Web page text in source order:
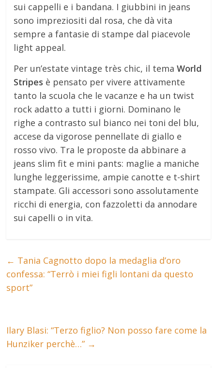
sui cappelli e i bandana. I giubbini in jeans
sono impreziositi dal rosa, che dà vita
sempre a fantasie di stampe dal piacevole
light appeal.
Per un’estate vintage très chic, il temaWorld
Stripes è pensato per vivere attivamente
tanto la scuola che le vacanze e ha un twist
rock adatto a tutti i giorni. Dominano le
righe a contrasto sul bianco nei toni del blu,
accese da vigorose pennellate di giallo e
rosso vivo. Tra le proposte da abbinare a
jeans slim fit e mini pants: maglie a maniche
lunghe leggerissime, ampie canotte e t-shirt
stampate. Gli accessori sono assolutamente
ricchi di energia, con fazzoletti da annodare
sui capelli o in vita.
← Tania Cagnotto dopo la medaglia d’oro
confessa: “Terrò i miei figli lontani da questo
sport”
Ilary Blasi: “Terzo figlio? Non posso fare come la
Hunziker perchè…” →